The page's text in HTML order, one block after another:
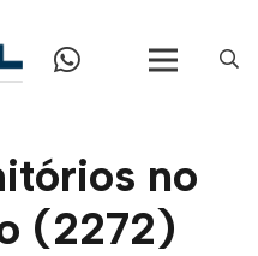
no
(2272)